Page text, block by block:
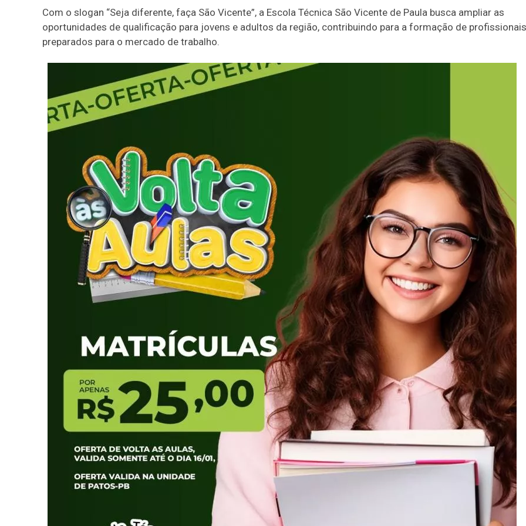
Com o slogan “Seja diferente, faça São Vicente”, a Escola Técnica São Vicente de Paula busca ampliar as
oportunidades de qualificação para jovens e adultos da região, contribuindo para a formação de profissionais
preparados para o mercado de trabalho.